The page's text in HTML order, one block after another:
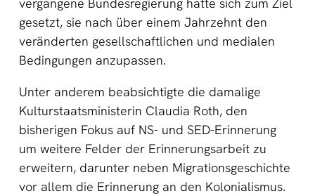
vergangene Bundesregierung hatte sich zum Ziel
gesetzt, sie nach über einem Jahrzehnt den
veränderten gesellschaftlichen und medialen
Bedingungen anzupassen.
Unter anderem beabsichtigte die damalige
Kulturstaatsministerin Claudia Roth, den
bisherigen Fokus auf NS- und SED-Erinnerung
um weitere Felder der Erinnerungsarbeit zu
erweitern, darunter neben Migrationsgeschichte
vor allem die Erinnerung an den Kolonialismus.